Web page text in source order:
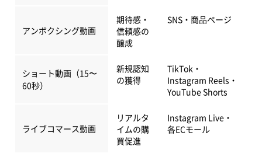
アンボクシング動画
期待感・
信頼感の
醸成
SNS・商品ページ
ショート動画（15〜
60秒）
新規認知
の獲得
TikTok・
Instagram Reels・
YouTube Shorts
ライブコマース動画
リアルタ
イムの購
買促進
Instagram Live・
各ECモール